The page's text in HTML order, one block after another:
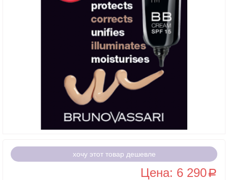
хочу этот товар дешевле
Цена: 6 290a